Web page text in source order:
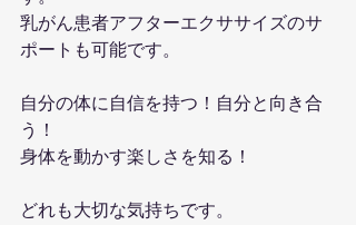
乳がん患者アフターエクササイズのサ
ポートも可能です。
自分の体に自信を持つ！自分と向き合
う！
身体を動かす楽しさを知る！
どれも大切な気持ちです。